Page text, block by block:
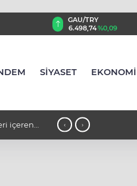
BIST 100
13.798,82%0,70
SİYASET EKONOMİ
Husilerin ‹ ›